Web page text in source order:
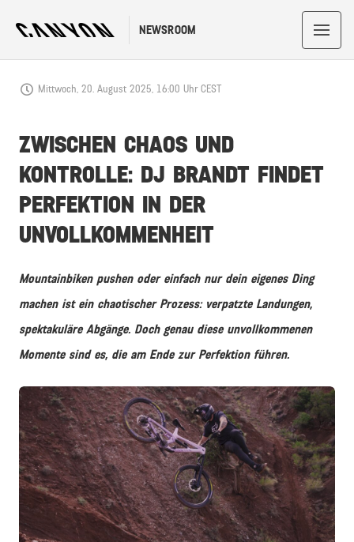
NEWSROOM
Mittwoch, 20. August 2025, 16:00 Uhr CEST
ZWISCHEN CHAOS UND
KONTROLLE: DJ BRANDT FINDET
PERFEKTION IN DER
UNVOLLKOMMENHEIT
Mountainbiken pushen oder einfach nur dein eigenes Ding
machen ist ein chaotischer Prozess: verpatzte Landungen,
spektakuläre Abgänge. Doch genau diese unvollkommenen
Momente sind es, die am Ende zur Perfektion führen.